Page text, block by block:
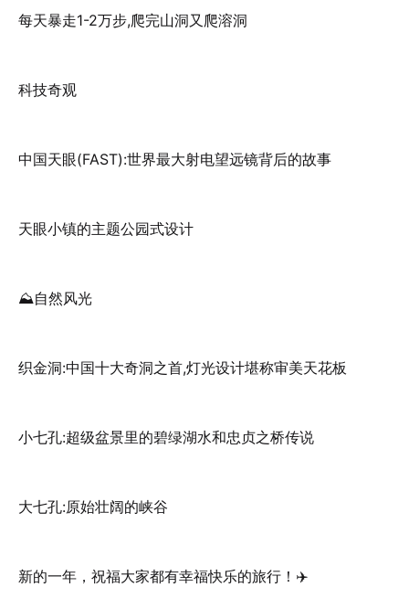
每天暴走1-2万步,爬完山洞又爬溶洞
科技奇观
中国天眼(FAST):世界最大射电望远镜背后的故事
天眼小镇的主题公园式设计
⛰️自然风光
织金洞:中国十大奇洞之首,灯光设计堪称审美天花板
小七孔:超级盆景里的碧绿湖水和忠贞之桥传说
大七孔:原始壮阔的峡谷
新的一年，祝福大家都有幸福快乐的旅行！✈️